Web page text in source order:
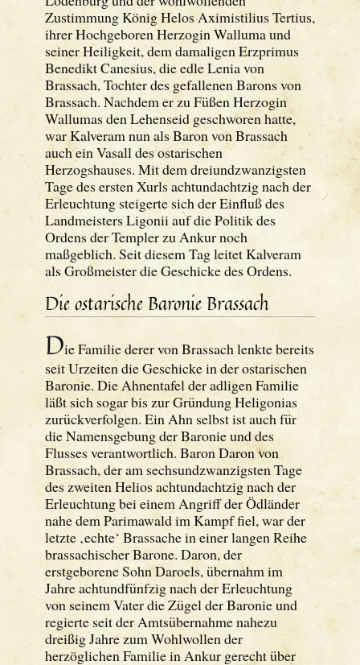
Zustimmung König Helos Aximistilius Tertius,
ihrer Hochgeboren Herzogin Walluma und
seiner Heiligkeit, dem damaligen Erzprimus
Benedikt Canesius, die edle Lenia von
Brassach, Tochter des gefallenen Barons von
Brassach. Nachdem er zu Füßen Herzogin
Wallumas den Lehenseid geschworen hatte,
war Kalveram nun als Baron von Brassach
auch ein Vasall des ostarischen
Herzogshauses. Mit dem dreiundzwanzigsten
Tage des ersten Xurls achtundachtzig nach der
Erleuchtung steigerte sich der Einfluß des
Landmeisters Ligonii auf die Politik des
Ordens der Templer zu Ankur noch
maßgeblich. Seit diesem Tag leitet Kalveram
als Großmeister die Geschicke des Ordens.
Die ostarische Baronie Brassach
Die Familie derer von Brassach lenkte bereits
seit Urzeiten die Geschicke in der ostarischen
Baronie. Die Ahnentafel der adligen Familie
läßt sich sogar bis zur Gründung Heligonias
zurückverfolgen. Ein Ahn selbst ist auch für
die Namensgebung der Baronie und des
Flusses verantwortlich. Baron Daron von
Brassach, der am sechsundzwanzigsten Tage
des zweiten Helios achtundachtzig nach der
Erleuchtung bei einem Angriff der Ödländer
nahe dem Parimawald im Kampf fiel, war der
letzte ‚echte‘ Brassache in einer langen Reihe
brassachischer Barone. Daron, der
erstgeborene Sohn Daroels, übernahm im
Jahre achtundfünfzig nach der Erleuchtung
von seinem Vater die Zügel der Baronie und
regierte seit der Amtsübernahme nahezu
dreißig Jahre zum Wohlwollen der
herzöglichen Familie in Ankur gerecht über